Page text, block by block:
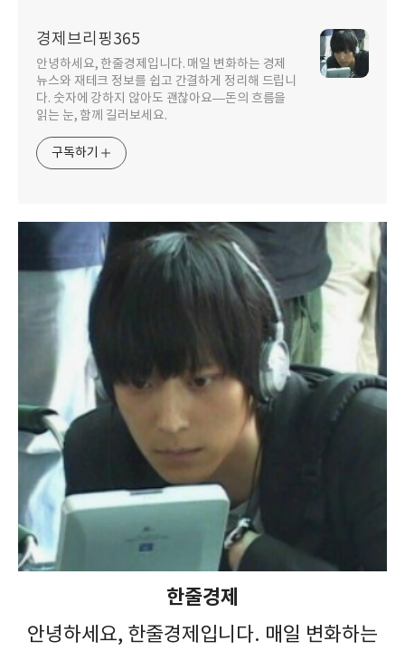
경제브리핑365
안녕하세요, 한줄경제입니다. 매일 변화하는 경제
뉴스와 재테크 정보를 쉽고 간결하게 정리해 드립니
다. 숫자에 강하지 않아도 괜찮아요—돈의 흐름을
읽는 눈, 함께 길러보세요.
구독하기
한줄경제
안녕하세요, 한줄경제입니다. 매일 변화하는